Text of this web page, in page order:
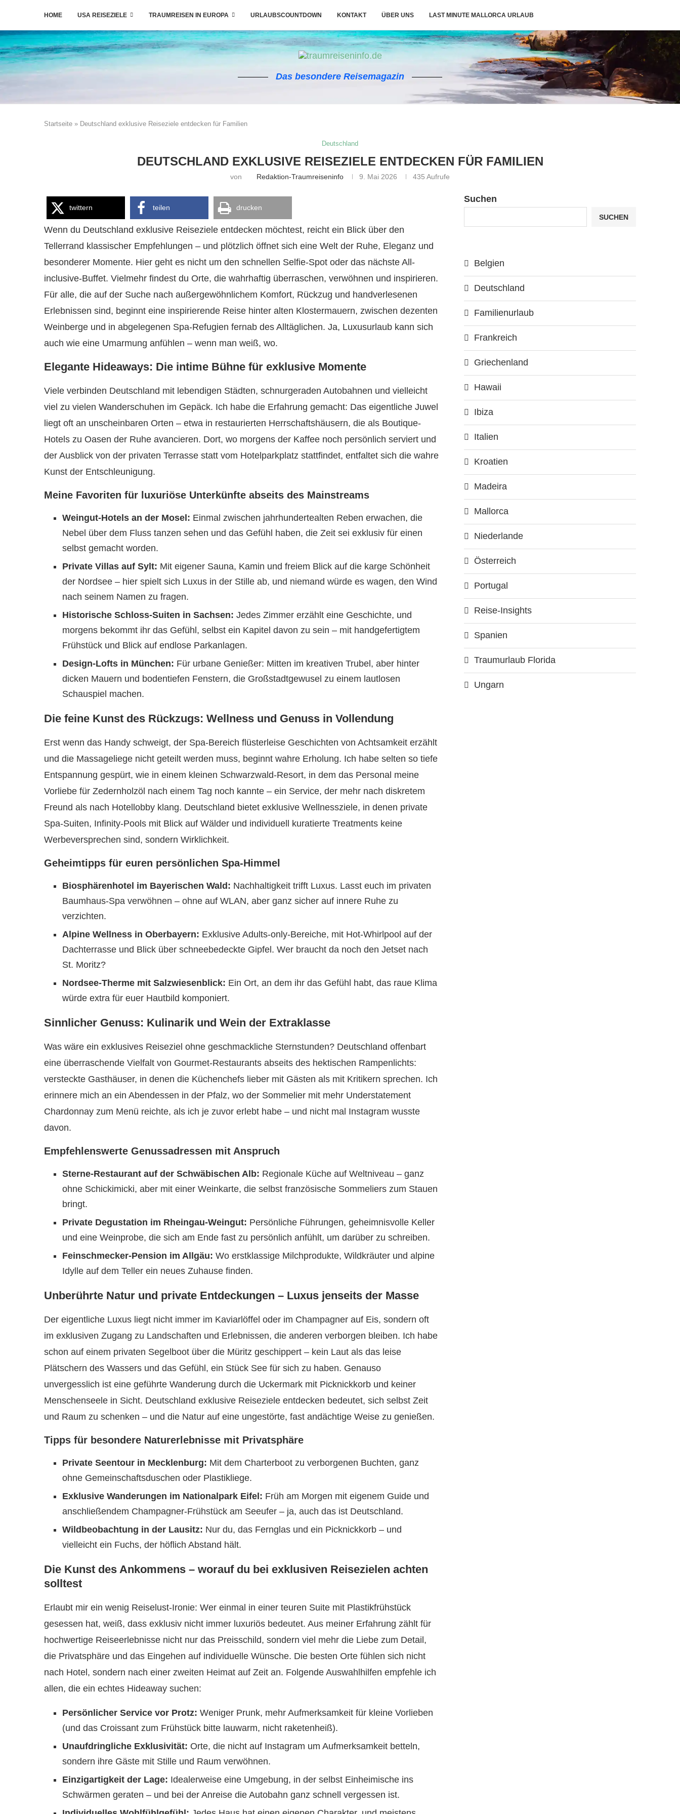
HOME USA REISEZIELE TRAUMREISEN IN EUROPA URLAUBSCOUNTDOWN KONTAKT ÜBER UNS LAST MINUTE MALLORCA URLAUB
Das besondere Reisemagazin
Startseite » Deutschland exklusive Reiseziele entdecken für Familien
Deutschland
DEUTSCHLAND EXKLUSIVE REISEZIELE ENTDECKEN FÜR FAMILIEN
von Redaktion-Traumreiseninfo 9. Mai 2026 435 Aufrufe
twittern teilen drucken
Wenn du Deutschland exklusive Reiseziele entdecken möchtest, reicht ein Blick über den
Tellerrand klassischer Empfehlungen – und plötzlich öffnet sich eine Welt der Ruhe, Eleganz und
besonderer Momente. Hier geht es nicht um den schnellen Selfie-Spot oder das nächste All-
inclusive-Buffet. Vielmehr findest du Orte, die wahrhaftig überraschen, verwöhnen und inspirieren.
Für alle, die auf der Suche nach außergewöhnlichem Komfort, Rückzug und handverlesenen
Erlebnissen sind, beginnt eine inspirierende Reise hinter alten Klostermauern, zwischen dezenten
Weinberge und in abgelegenen Spa-Refugien fernab des Alltäglichen. Ja, Luxusurlaub kann sich
auch wie eine Umarmung anfühlen – wenn man weiß, wo.
Elegante Hideaways: Die intime Bühne für exklusive Momente
Viele verbinden Deutschland mit lebendigen Städten, schnurgeraden Autobahnen und vielleicht
viel zu vielen Wanderschuhen im Gepäck. Ich habe die Erfahrung gemacht: Das eigentliche Juwel
liegt oft an unscheinbaren Orten – etwa in restaurierten Herrschaftshäusern, die als Boutique-
Hotels zu Oasen der Ruhe avancieren. Dort, wo morgens der Kaffee noch persönlich serviert und
der Ausblick von der privaten Terrasse statt vom Hotelparkplatz stattfindet, entfaltet sich die wahre
Kunst der Entschleunigung.
Meine Favoriten für luxuriöse Unterkünfte abseits des Mainstreams
Weingut-Hotels an der Mosel: Einmal zwischen jahrhundertealten Reben erwachen, die
Nebel über dem Fluss tanzen sehen und das Gefühl haben, die Zeit sei exklusiv für einen
selbst gemacht worden.
Private Villas auf Sylt: Mit eigener Sauna, Kamin und freiem Blick auf die karge Schönheit
der Nordsee – hier spielt sich Luxus in der Stille ab, und niemand würde es wagen, den Wind
nach seinem Namen zu fragen.
Historische Schloss-Suiten in Sachsen: Jedes Zimmer erzählt eine Geschichte, und
morgens bekommt ihr das Gefühl, selbst ein Kapitel davon zu sein – mit handgefertigtem
Frühstück und Blick auf endlose Parkanlagen.
Design-Lofts in München: Für urbane Genießer: Mitten im kreativen Trubel, aber hinter
dicken Mauern und bodentiefen Fenstern, die Großstadtgewusel zu einem lautlosen
Schauspiel machen.
Die feine Kunst des Rückzugs: Wellness und Genuss in Vollendung
Erst wenn das Handy schweigt, der Spa-Bereich flüsterleise Geschichten von Achtsamkeit erzählt
und die Massageliege nicht geteilt werden muss, beginnt wahre Erholung. Ich habe selten so tiefe
Entspannung gespürt, wie in einem kleinen Schwarzwald-Resort, in dem das Personal meine
Vorliebe für Zedernholzöl nach einem Tag noch kannte – ein Service, der mehr nach diskretem
Freund als nach Hotellobby klang. Deutschland bietet exklusive Wellnessziele, in denen private
Spa-Suiten, Infinity-Pools mit Blick auf Wälder und individuell kuratierte Treatments keine
Werbeversprechen sind, sondern Wirklichkeit.
Geheimtipps für euren persönlichen Spa-Himmel
Biosphärenhotel im Bayerischen Wald: Nachhaltigkeit trifft Luxus. Lasst euch im privaten
Baumhaus-Spa verwöhnen – ohne auf WLAN, aber ganz sicher auf innere Ruhe zu
verzichten.
Alpine Wellness in Oberbayern: Exklusive Adults-only-Bereiche, mit Hot-Whirlpool auf der
Dachterrasse und Blick über schneebedeckte Gipfel. Wer braucht da noch den Jetset nach
St. Moritz?
Nordsee-Therme mit Salzwiesenblick: Ein Ort, an dem ihr das Gefühl habt, das raue Klima
würde extra für euer Hautbild komponiert.
Sinnlicher Genuss: Kulinarik und Wein der Extraklasse
Was wäre ein exklusives Reiseziel ohne geschmackliche Sternstunden? Deutschland offenbart
eine überraschende Vielfalt von Gourmet-Restaurants abseits des hektischen Rampenlichts:
versteckte Gasthäuser, in denen die Küchenchefs lieber mit Gästen als mit Kritikern sprechen. Ich
erinnere mich an ein Abendessen in der Pfalz, wo der Sommelier mit mehr Understatement
Chardonnay zum Menü reichte, als ich je zuvor erlebt habe – und nicht mal Instagram wusste
davon.
Empfehlenswerte Genussadressen mit Anspruch
Sterne-Restaurant auf der Schwäbischen Alb: Regionale Küche auf Weltniveau – ganz
ohne Schickimicki, aber mit einer Weinkarte, die selbst französische Sommeliers zum Stauen
bringt.
Private Degustation im Rheingau-Weingut: Persönliche Führungen, geheimnisvolle Keller
und eine Weinprobe, die sich am Ende fast zu persönlich anfühlt, um darüber zu schreiben.
Feinschmecker-Pension im Allgäu: Wo erstklassige Milchprodukte, Wildkräuter und alpine
Idylle auf dem Teller ein neues Zuhause finden.
Unberührte Natur und private Entdeckungen – Luxus jenseits der Masse
Der eigentliche Luxus liegt nicht immer im Kaviarlöffel oder im Champagner auf Eis, sondern oft
im exklusiven Zugang zu Landschaften und Erlebnissen, die anderen verborgen bleiben. Ich habe
schon auf einem privaten Segelboot über die Müritz geschippert – kein Laut als das leise
Plätschern des Wassers und das Gefühl, ein Stück See für sich zu haben. Genauso
unvergesslich ist eine geführte Wanderung durch die Uckermark mit Picknickkorb und keiner
Menschenseele in Sicht. Deutschland exklusive Reiseziele entdecken bedeutet, sich selbst Zeit
und Raum zu schenken – und die Natur auf eine ungestörte, fast andächtige Weise zu genießen.
Tipps für besondere Naturerlebnisse mit Privatsphäre
Private Seentour in Mecklenburg: Mit dem Charterboot zu verborgenen Buchten, ganz
ohne Gemeinschaftsduschen oder Plastikliege.
Exklusive Wanderungen im Nationalpark Eifel: Früh am Morgen mit eigenem Guide und
anschließendem Champagner-Frühstück am Seeufer – ja, auch das ist Deutschland.
Wildbeobachtung in der Lausitz: Nur du, das Fernglas und ein Picknickkorb – und
vielleicht ein Fuchs, der höflich Abstand hält.
Die Kunst des Ankommens – worauf du bei exklusiven Reisezielen achten
solltest
Erlaubt mir ein wenig Reiselust-Ironie: Wer einmal in einer teuren Suite mit Plastikfrühstück
gesessen hat, weiß, dass exklusiv nicht immer luxuriös bedeutet. Aus meiner Erfahrung zählt für
hochwertige Reiseerlebnisse nicht nur das Preisschild, sondern viel mehr die Liebe zum Detail,
die Privatsphäre und das Eingehen auf individuelle Wünsche. Die besten Orte fühlen sich nicht
nach Hotel, sondern nach einer zweiten Heimat auf Zeit an. Folgende Auswahlhilfen empfehle ich
allen, die ein echtes Hideaway suchen:
Persönlicher Service vor Protz: Weniger Prunk, mehr Aufmerksamkeit für kleine Vorlieben
(und das Croissant zum Frühstück bitte lauwarm, nicht raketenheiß).
Unaufdringliche Exklusivität: Orte, die nicht auf Instagram um Aufmerksamkeit betteln,
sondern ihre Gäste mit Stille und Raum verwöhnen.
Einzigartigkeit der Lage: Idealerweise eine Umgebung, in der selbst Einheimische ins
Schwärmen geraten – und bei der Anreise die Autobahn ganz schnell vergessen ist.
Suchen
SUCHEN
Belgien
Deutschland
Familienurlaub
Frankreich
Griechenland
Hawaii
Ibiza
Italien
Kroatien
Madeira
Mallorca
Niederlande
Österreich
Portugal
Reise-Insights
Spanien
Traumurlaub Florida
Ungarn